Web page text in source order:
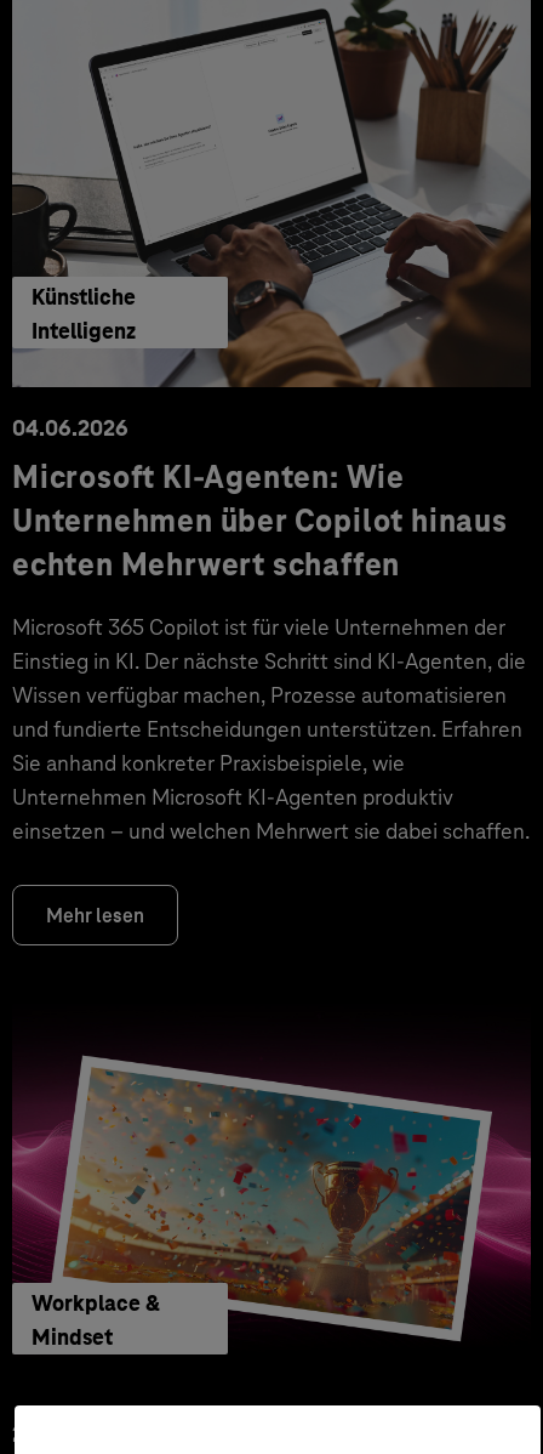
Künstliche
Intelligenz
04.06.2026
Microsoft KI-Agenten: Wie
Unternehmen über Copilot hinaus
echten Mehrwert schaffen
Microsoft 365 Copilot ist für viele Unternehmen der
Einstieg in KI. Der nächste Schritt sind KI-Agenten, die
Wissen verfügbar machen, Prozesse automatisieren
und fundierte Entscheidungen unterstützen. Erfahren
Sie anhand konkreter Praxisbeispiele, wie
Unternehmen Microsoft KI-Agenten produktiv
einsetzen – und welchen Mehrwert sie dabei schaffen.
Mehr lesen
Workplace &
Mindset
27.05.2026